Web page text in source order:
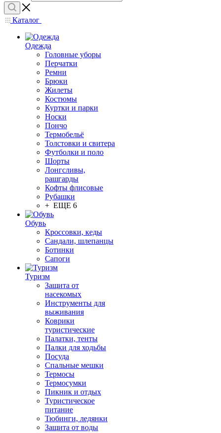
Каталог
Одежда
Головные уборы
Перчатки
Ремни
Брюки
Жилеты
Костюмы
Куртки и парки
Носки
Пончо
Термобельё
Толстовки и свитера
Футболки и поло
Шорты
Лонгсливы,
рашгарды
Кофты флисовые
Рубашки
+ ЕЩЕ 6
Обувь
Кроссовки, кеды
Сандали, шлепанцы
Ботинки
Сапоги
Туризм
Защита от
насекомых
Инструменты для
выживания
Коврики
туристические
Палатки, тенты
Палки для ходьбы
Посуда
Спальные мешки
Термосы
Термосумки
Пикник и отдых
Туристическое
питание
Тюбинги, ледянки
Защита от воды